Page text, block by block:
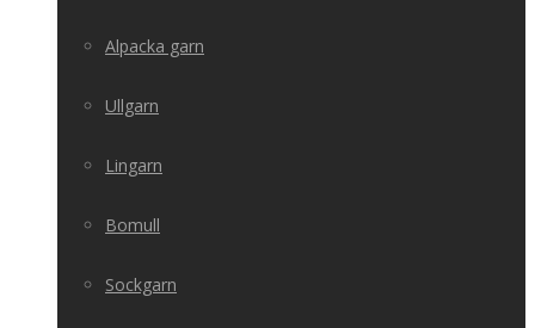
Alpacka garn
Ullgarn
Lingarn
Bomull
Sockgarn